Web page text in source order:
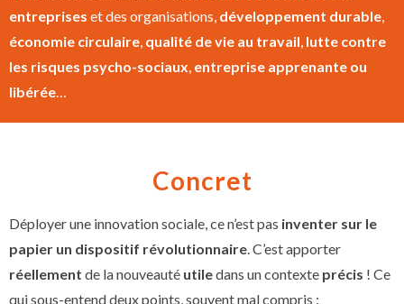
entreprises et des organisations, développement durable,
économie circulaire, qualité de vie au travail, lutte contre
les risques psycho-sociaux, entreprise apprenante ou
libérée…
Concret
Déployer une innovation sociale, ce n’est pas inventer sur le
papier un dispositif révolutionnaire. C’est apporter
réellement de la nouveauté utiledans un contexte précis ! Ce
qui sous-entend deux points, souvent mal compris :